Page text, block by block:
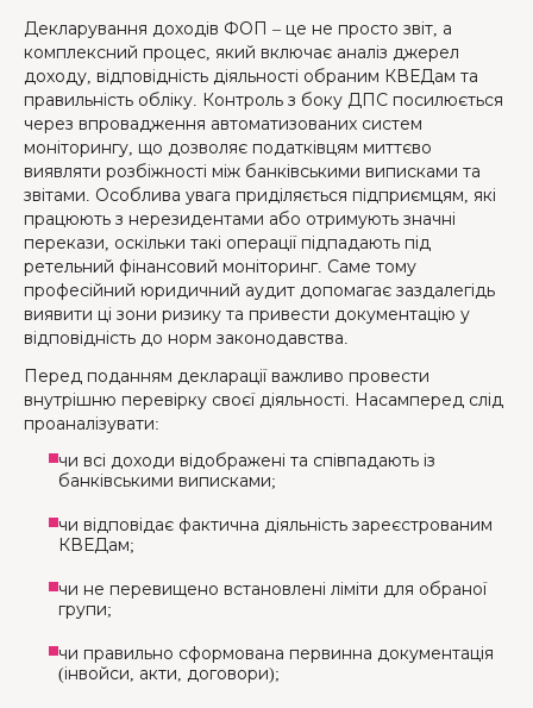
Декларування доходів ФОП – це не просто звіт, а
комплексний процес, який включає аналіз джерел
доходу, відповідність діяльності обраним КВЕДам та
правильність обліку. Контроль з боку ДПС посилюється
через впровадження автоматизованих систем
моніторингу, що дозволяє податківцям миттєво
виявляти розбіжності між банківськими виписками та
звітами. Особлива увага приділяється підприємцям, які
працюють з нерезидентами або отримують значні
перекази, оскільки такі операції підпадають під
ретельний фінансовий моніторинг. Саме тому
професійний юридичний аудит допомагає заздалегідь
виявити ці зони ризику та привести документацію у
відповідність до норм законодавства.
Перед поданням декларації важливо провести
внутрішню перевірку своєї діяльності. Насамперед слід
проаналізувати:
чи всі доходи відображені та співпадають із
банківськими виписками;
чи відповідає фактична діяльність зареєстрованим
КВЕДам;
чи не перевищено встановлені ліміти для обраної
групи;
чи правильно сформована первинна документація
(інвойси, акти, договори);